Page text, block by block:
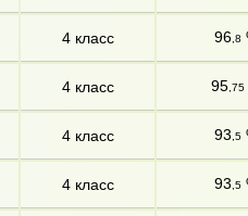
4 класс 96 ,8
4 класс 95 ,75
4 класс 93 ,5
4 класс 93 ,5